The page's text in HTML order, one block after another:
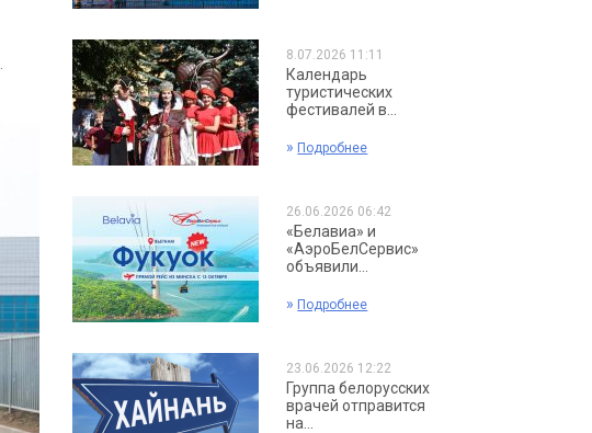
8.07.2026 11:11
Календарь
туристических
фестивалей в...
» Подробнее
26.06.2026 06:42
«Белавиа» и
«АэроБелСервис»
объявили...
» Подробнее
23.06.2026 12:22
Группа белорусских
врачей отправится
на...